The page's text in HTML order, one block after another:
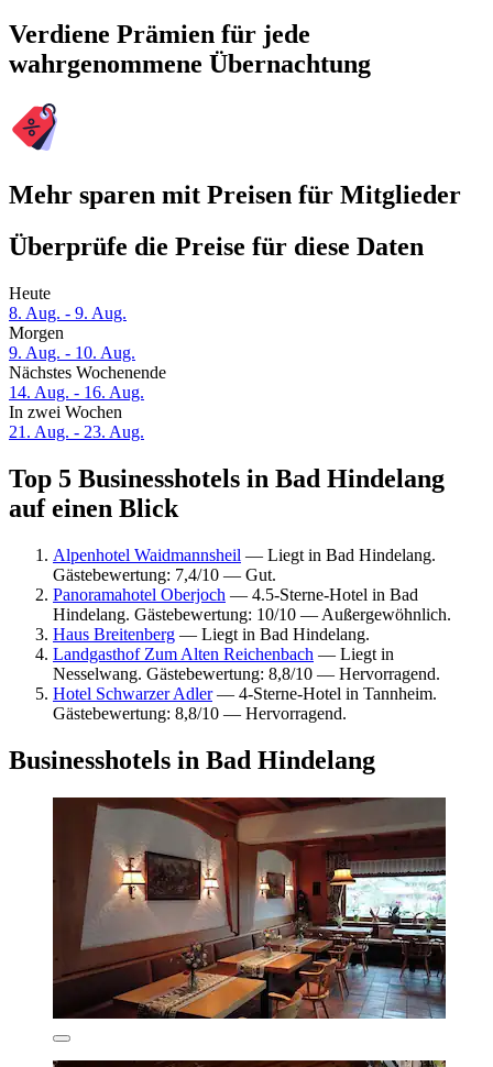
Verdiene Prämien für jede
wahrgenommene Übernachtung
Mehr sparen mit Preisen für Mitglieder
Überprüfe die Preise für diese Daten
Heute
8. Aug. - 9. Aug.
Morgen
9. Aug. - 10. Aug.
Nächstes Wochenende
14. Aug. - 16. Aug.
In zwei Wochen
21. Aug. - 23. Aug.
Top 5 Businesshotels in Bad Hindelang
auf einen Blick
Alpenhotel Waidmannsheil — Liegt in Bad Hindelang.
Gästebewertung: 7,4/10 — Gut.
Panoramahotel Oberjoch — 4.5-Sterne-Hotel in Bad
Hindelang. Gästebewertung: 10/10 — Außergewöhnlich.
Haus Breitenberg — Liegt in Bad Hindelang.
Landgasthof Zum Alten Reichenbach — Liegt in
Nesselwang. Gästebewertung: 8,8/10 — Hervorragend.
Hotel Schwarzer Adler— 4-Sterne-Hotel in Tannheim.
Gästebewertung: 8,8/10 — Hervorragend.
Businesshotels in Bad Hindelang